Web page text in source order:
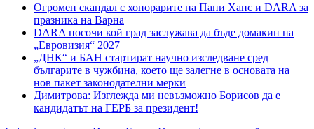
Огромен скандал с хонорарите на Папи Ханс и DARA за
празника на Варна
DARA посочи кой град заслужава да бъде домакин на
„Евровизия“ 2027
„ДНК“ и БАН стартират научно изследване сред
българите в чужбина, което ще залегне в основата на
нов пакет законодателни мерки
Димитрова: Изглежда ми невъзможно Борисов да е
кандидатът на ГЕРБ за президент!